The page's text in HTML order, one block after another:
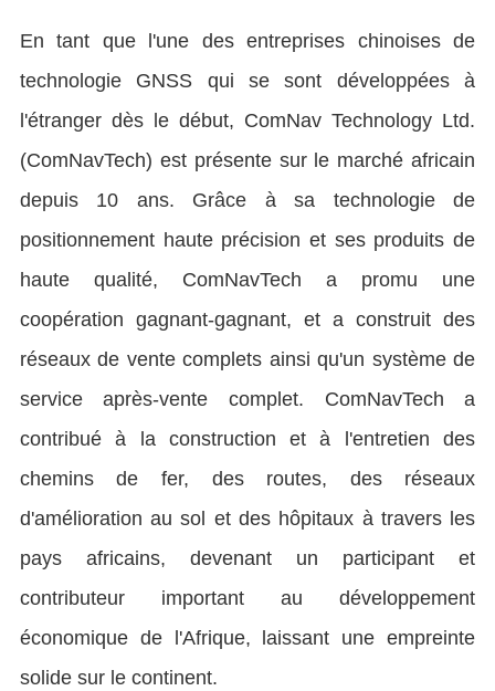
En tant que l'une des entreprises chinoises de
technologie GNSS qui se sont développées à
l'étranger dès le début, ComNav Technology Ltd.
(ComNavTech) est présente sur le marché africain
depuis 10 ans. Grâce à sa technologie de
positionnement haute précision et ses produits de
haute qualité, ComNavTech a promu une
coopération gagnant-gagnant, et a construit des
réseaux de vente complets ainsi qu'un système de
service après-vente complet. ComNavTech a
contribué à la construction et à l'entretien des
chemins de fer, des routes, des réseaux
d'amélioration au sol et des hôpitaux à travers les
pays africains, devenant un participant et
contributeur important au développement
économique de l'Afrique, laissant une empreinte
solide sur le continent.